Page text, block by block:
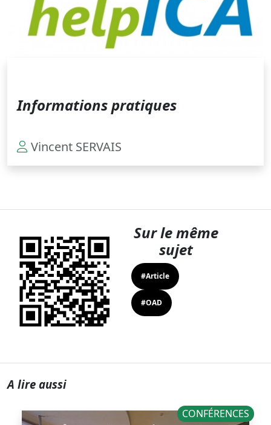
Informations pratiques
Vincent SERVAIS
Sur le même
sujet
#Article
#OAD
A lire aussi
CONFÉRENCES